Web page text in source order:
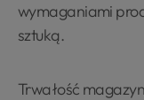
wymaganiami
sztuką.
Trwałość